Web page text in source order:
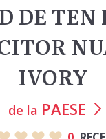
DE
IVORY
de la PAESE